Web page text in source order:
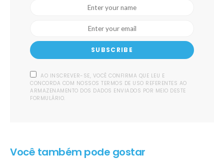
SUBSCRIBE
AO INSCREVER-SE, VOCÊ CONFIRMA QUE LEU E
CONCORDA COM NOSSOS TERMOS DE USO REFERENTES AO
ARMAZENAMENTO DOS DADOS ENVIADOS POR MEIO DESTE
FORMULÁRIO.
Você também pode gostar